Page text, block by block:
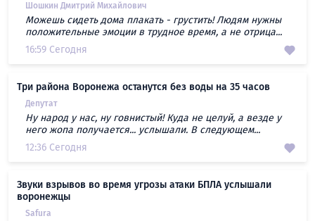
Шошкин Дмитрий Михайлович
Можешь сидеть дома плакать - грустить! Людям нужны
положительные эмоции в трудное время, а не отрица...
16:59 Сегодня
Три района Воронежа останутся без воды на 35 часов
Депутат
Ну народ у нас, ну говнистый! Куда не целуй, а везде у
него жопа получается... услышали. В следующем...
12:36 Сегодня
Звуки взрывов во время угрозы атаки БПЛА услышали
воронежцы
Safura